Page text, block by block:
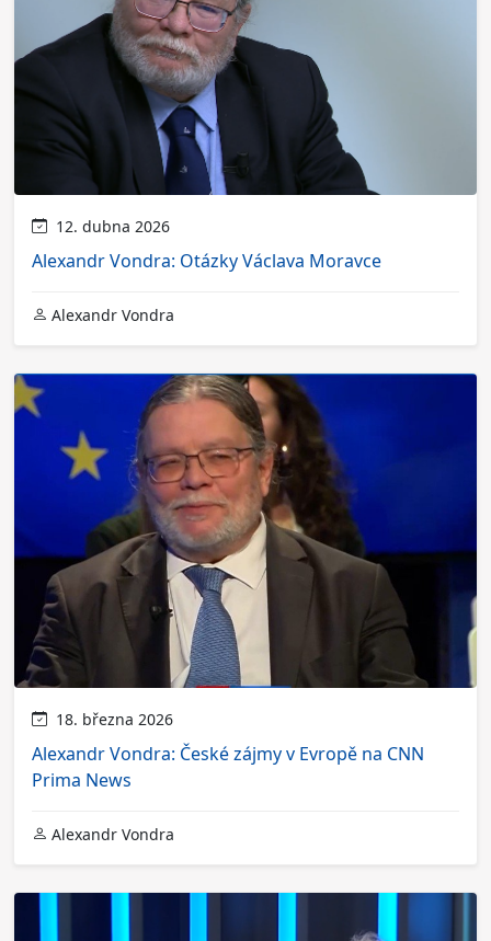
12. dubna 2026
Alexandr Vondra: Otázky Václava Moravce
Alexandr Vondra
18. března 2026
Alexandr Vondra: České zájmy v Evropě na CNN
Prima News
Alexandr Vondra